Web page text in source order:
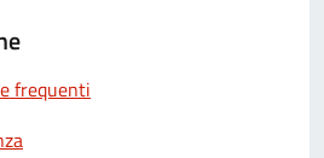
frequenti